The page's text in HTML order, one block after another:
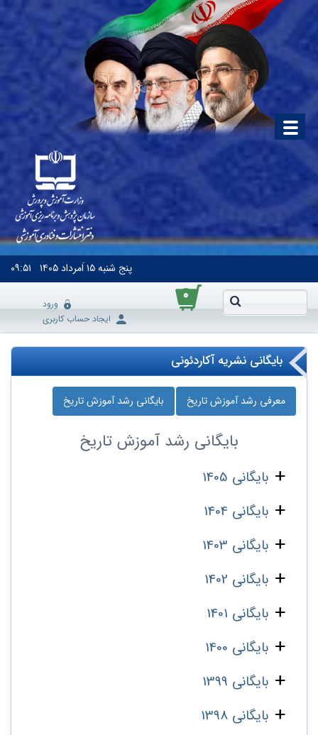
پنج شنبه۱۵ اَمرداد ۱۴۰۵ ۰۹:۵۱
۰
ورود
ایجاد حساب کاربری
بایگانی نشریه آکاردئونی
معرفی رشد آموزش تاریخ بایگانی رشد آموزش تاریخ
بایگانی رشد آموزش تاریخ
بایگانی 1405
بایگانی 1404
بایگانی 1403
بایگانی 1402
بایگانی 1401
بایگانی 1400
بایگانی 1399
بایگانی 1398